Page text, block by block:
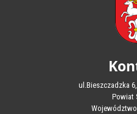
ul.Bieszczadzka
Powiat